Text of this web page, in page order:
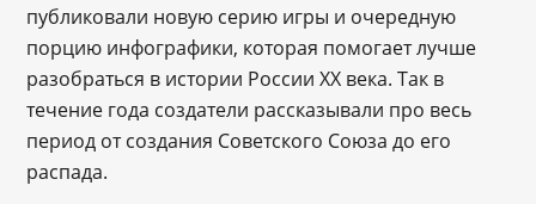
публиковали новую серию игры и очередную
порцию инфографики, которая помогает лучше
разобраться в истории России ХХ века. Так в
течение года создатели рассказывали про весь
период от создания Советского Союза до его
распада.